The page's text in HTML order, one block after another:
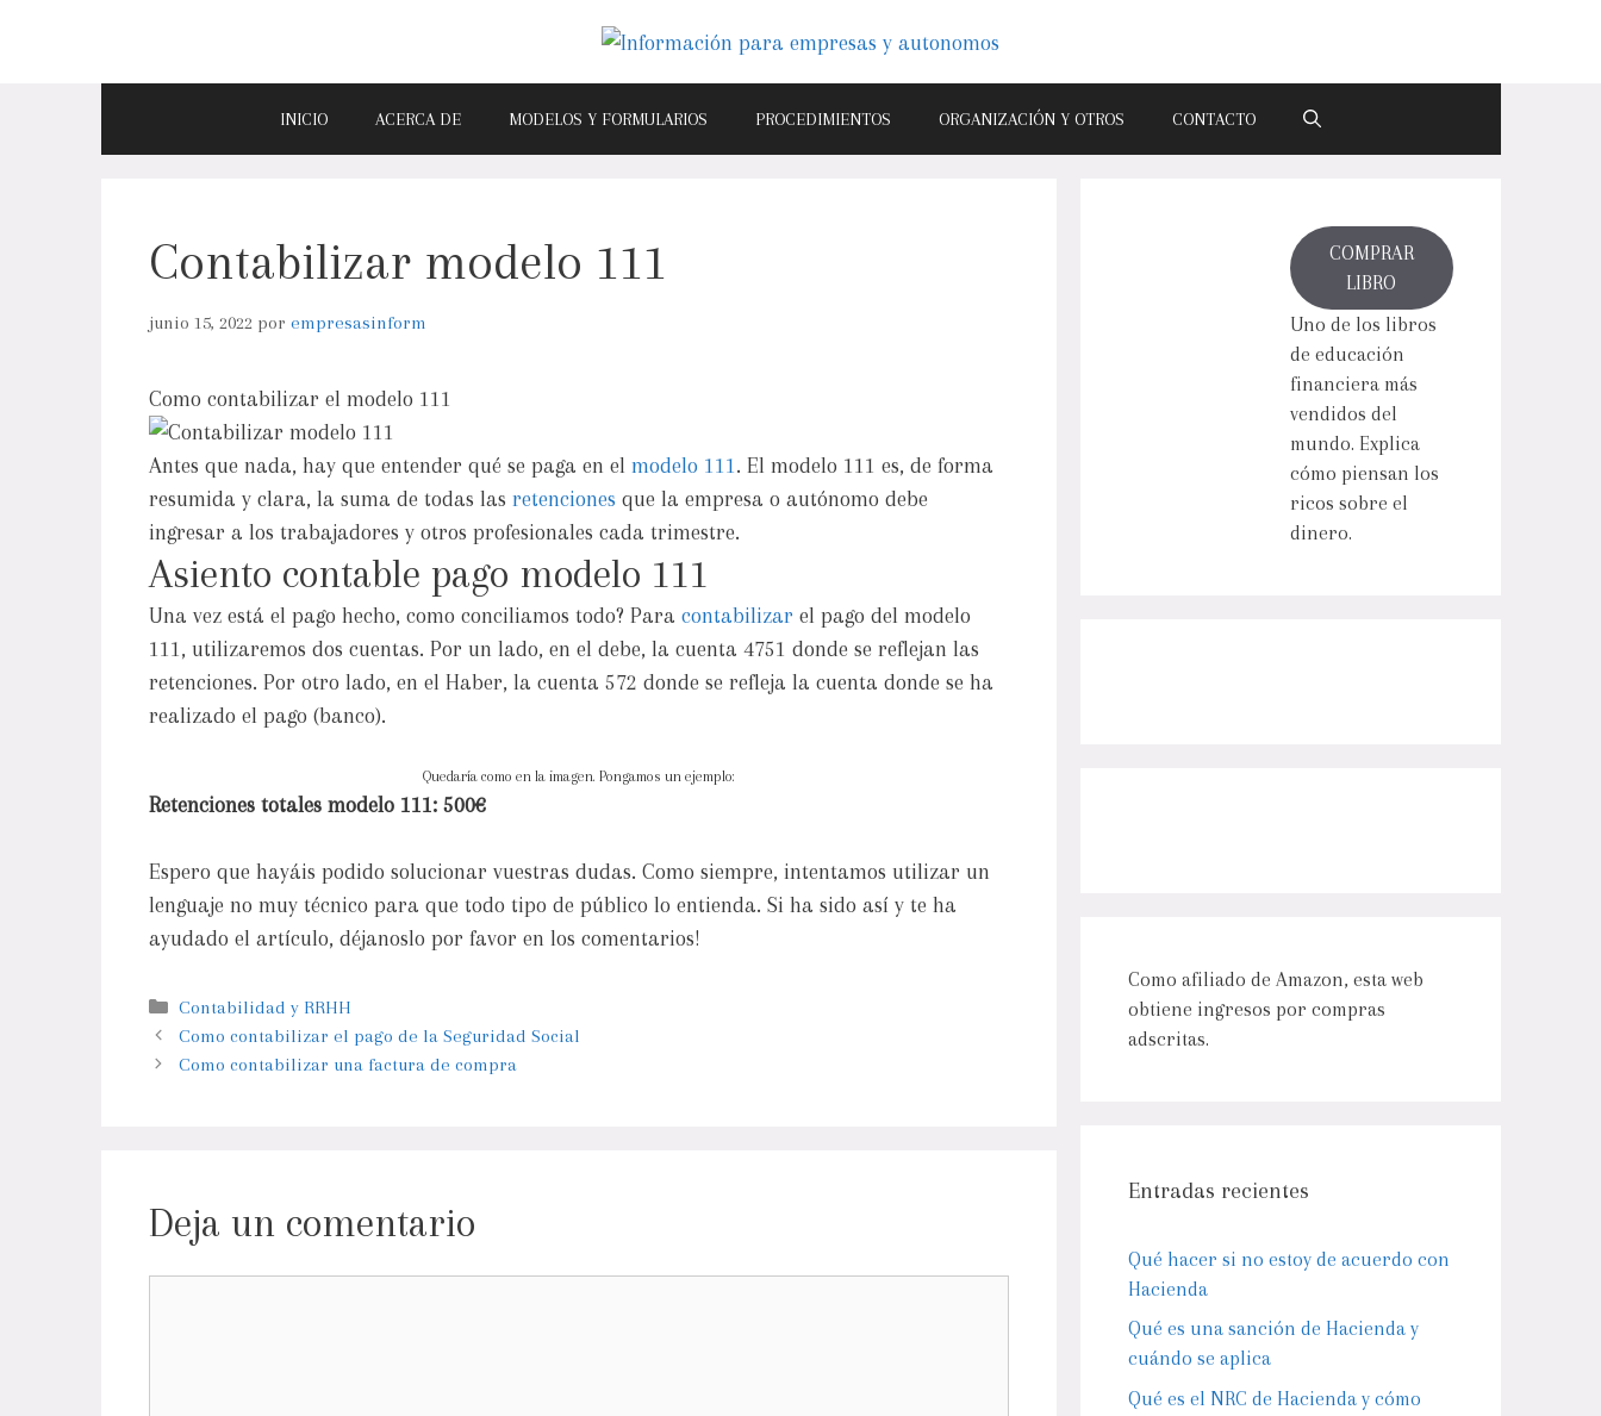
INICIO ACERCA DE MODELOS Y FORMULARIOS PROCEDIMIENTOS ORGANIZACIÓN Y OTROS CONTACTO
Contabilizar modelo 111
junio 15, 2022 por empresasinform
Como contabilizar el modelo 111
Antes que nada, hay que entender qué se paga en el modelo 111 . El modelo 111 es, de forma
resumida y clara, la suma de todas las retenciones que la empresa o autónomo debe
ingresar a los trabajadores y otros profesionales cada trimestre.
Asiento contable pago modelo 111
Una vez está el pago hecho, como conciliamos todo? Para contabilizar el pago del modelo
111, utilizaremos dos cuentas. Por un lado, en el debe, la cuenta 4751 donde se reflejan las
retenciones. Por otro lado, en el Haber, la cuenta 572 donde se refleja la cuenta donde se ha
realizado el pago (banco).
Quedaría como en la imagen. Pongamos un ejemplo:
Retenciones totales modelo 111: 500€
Espero que hayáis podido solucionar vuestras dudas. Como siempre, intentamos utilizar un
lenguaje no muy técnico para que todo tipo de público lo entienda. Si ha sido así y te ha
ayudado el artículo, déjanoslo por favor en los comentarios!
Contabilidad y RRHH
Como contabilizar el pago de la Seguridad Social
Como contabilizar una factura de compra
Deja un comentario
COMPRAR
LIBRO
Uno de los libros
de educación
financiera más
vendidos del
mundo. Explica
cómo piensan los
ricos sobre el
dinero.
Como afiliado de Amazon, esta web
obtiene ingresos por compras
adscritas.
Entradas recientes
Qué hacer si no estoy de acuerdo con
Hacienda
Qué es una sanción de Hacienda y
cuándo se aplica
Qué es el NRC de Hacienda y cómo